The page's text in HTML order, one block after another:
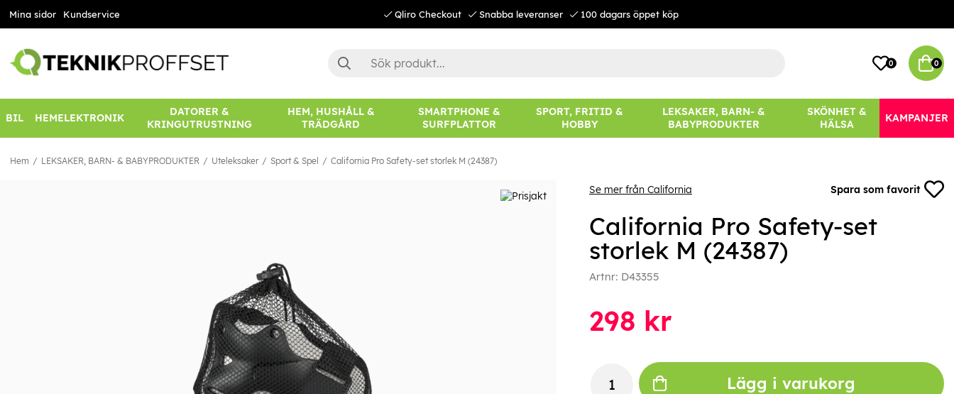
Mina sidor Kundservice Qliro Checkout Snabba leveranser 100 dagars öppet köp
0 0
BIL HEMELEKTRONIK
DATORER &
KRINGUTRUSTNING
HEM, HUSHÅLL &
TRÄDGÅRD
SMARTPHONE &
SURFPLATTOR
SPORT, FRITID &
HOBBY
LEKSAKER, BARN- &
BABYPRODUKTER
SKÖNHET &
HÄLSA
KAMPANJER
Hem LEKSAKER, BARN- & BABYPRODUKTER Uteleksaker Sport & Spel California Pro Safety-set storlek M (24387)
Se mer från California Spara som favorit
California Pro Safety-set
storlek M (24387)
Artnr: D43355
298 kr
Lägg i varukorg